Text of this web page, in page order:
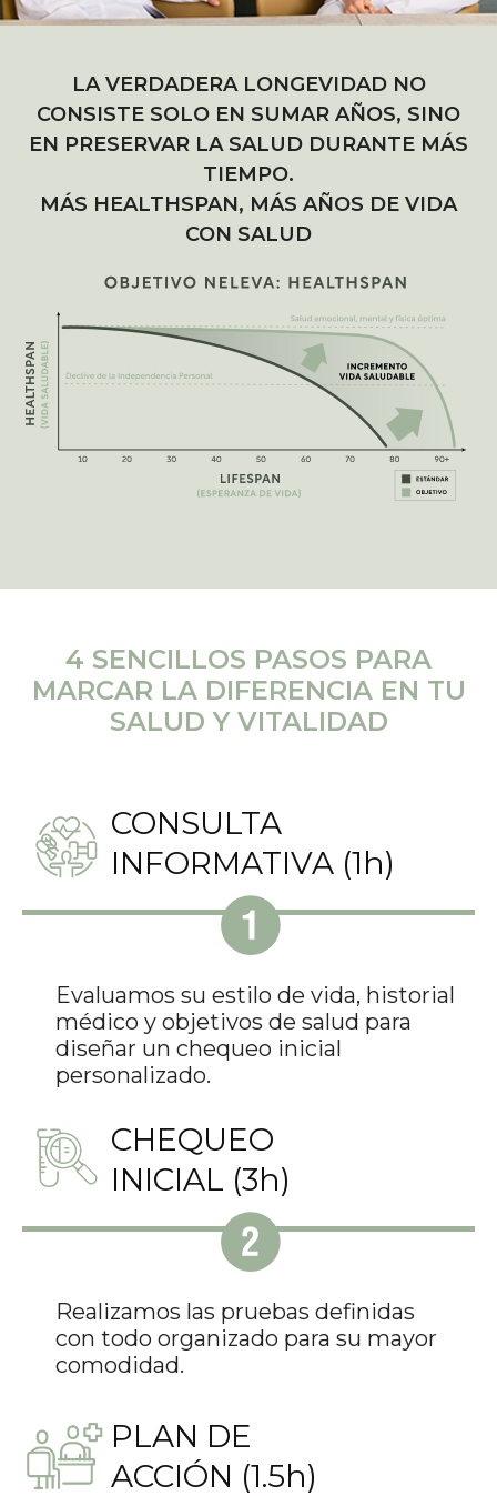
SOLICITA MÁS
INFORMACIÓN
Dirección de correo electrónico*
Mensaje
Sí, estoy de acuerdo con laPolítica de Privacidady
Aviso Legal
NUESTROS CLIENTES A MAXIMIZAR SU
VITALIDAD Y PROLONGAR SUS AÑOS DE
VIDA EN SALUD (HEALTHSPAN).
A través de nuestro equipo médico
combinamos medicina de precisión,
diagnóstico avanzado,
evidencia científica para ayudar a las
personas a anticiparse a la
enfermedad, optimizar su
rendimiento físico y cognitivo, y
maximizar su Healthspan.
LA VERDADERA LONGEVIDAD NO
CONSISTE SOLO EN SUMAR AÑOS, SINO
EN PRESERVAR LA SALUD DURANTE MÁS
TIEMPO.
MÁS HEALTHSPAN, MÁS AÑOS DE VIDA
CON SALUD
4 SENCILLOS PASOS PARA
MARCAR LA DIFERENCIA EN TU
SALUD Y VITALIDAD
CONSULTA
INFORMATIVA (1h)
Evaluamos su estilo de vida, historial
médico y objetivos de salud para
diseñar un chequeo inicial
personalizado.
CHEQUEO
INICIAL (3h)
Realizamos las pruebas definidas
con todo organizado para su mayor
comodidad.
PLAN DE
ACCIÓN (1.5h)